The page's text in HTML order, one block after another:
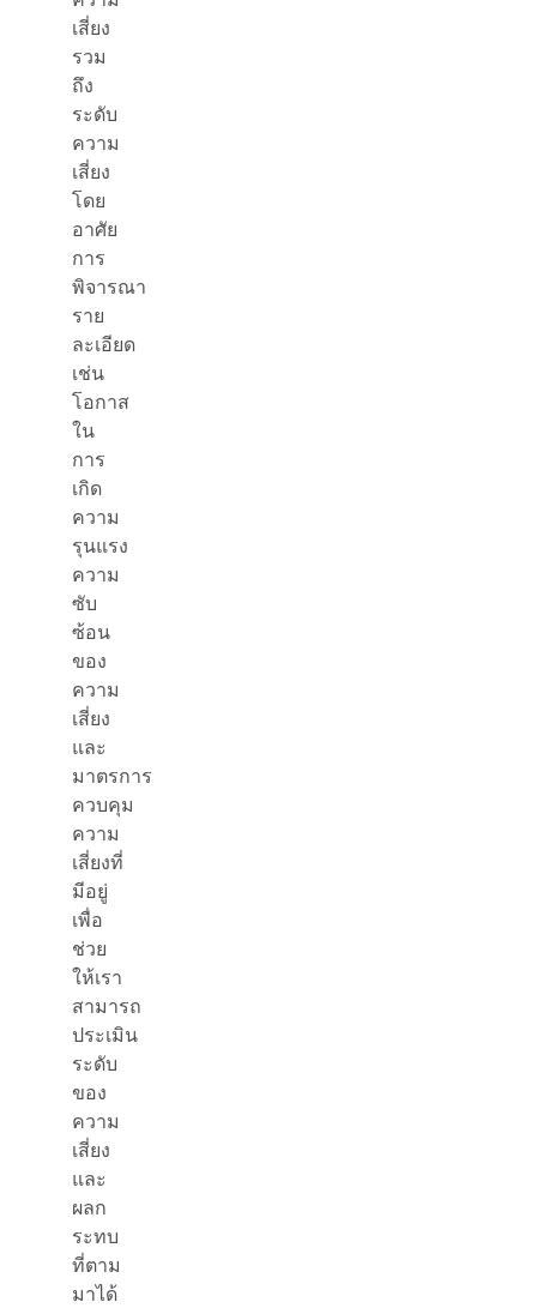
เสี่ยง
รวม
ถึง
ระดับ
ความ
เสี่ยง
โดย
อาศัย
การ
พิจารณา
ราย
ละเอียด
เช่น
โอกาส
ใน
การ
เกิด
ความ
รุนแรง
ความ
ซับ
ซ้อน
ของ
ความ
เสี่ยง
และ
มาตรการ
ควบคุม
ความ
เสี่ยงที่
มีอยู่
เพื่อ
ช่วย
ให้เรา
สามารถ
ประเมิน
ระดับ
ของ
ความ
เสี่ยง
และ
ผลก
ระทบ
ที่ตาม
มาได้